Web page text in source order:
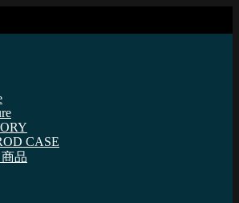
CASE
品